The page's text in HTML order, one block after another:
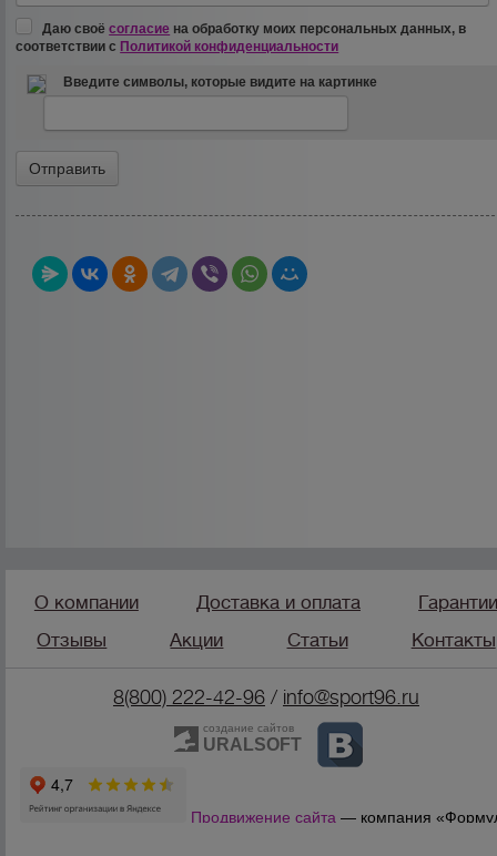
Даю своёсогласие на обработку моих персональных данных, в
соответствии с Политикой конфиденциальности
Введите символы, которые видите на картинке
О компании Доставка и оплата
Отзывы
Акции Статьи Контакты
8(800) 222-42-96/ info@sport96.ru
создание сайтов
URALSOFT
Продвижение сайта — компания